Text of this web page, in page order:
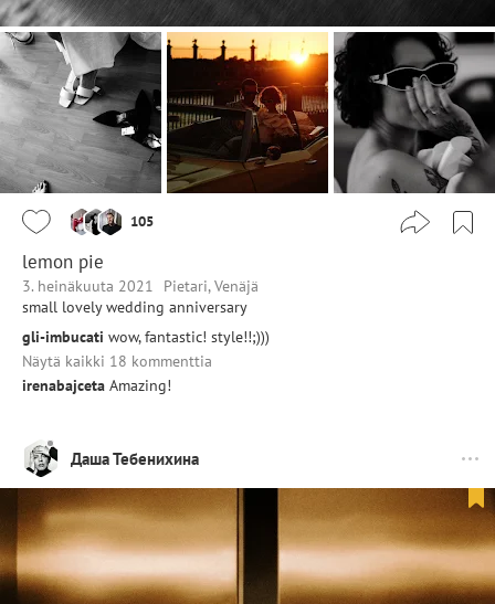
105
lemon pie
3. heinäkuuta 2021
Pietari, Venäjä
small lovely wedding anniversary
gli-imbucati wow, fantastic! style!!;)))
Näytä kaikki 18 kommenttia
irenabajceta Amazing!
Даша Тебенихина